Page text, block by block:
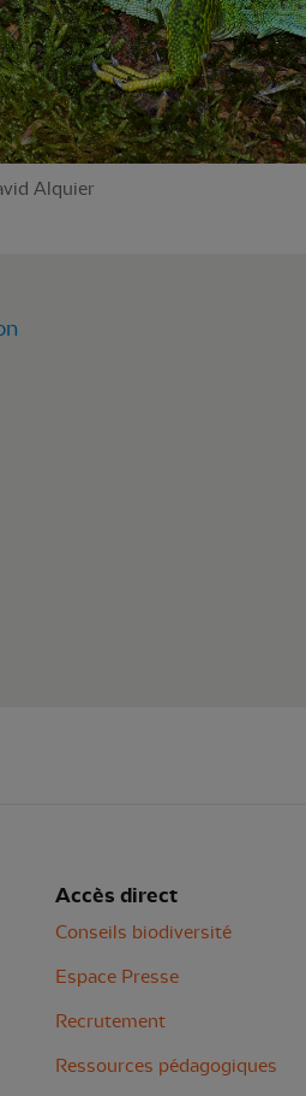
Alquier
Accès direct
Conseils biodiversité
Espace Presse
Recrutement
Ressources pédagogiques